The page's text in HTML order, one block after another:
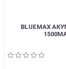
BLUEMAX